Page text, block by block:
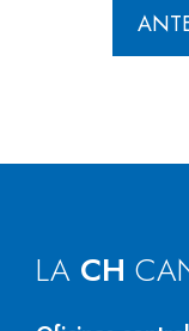
LA CH